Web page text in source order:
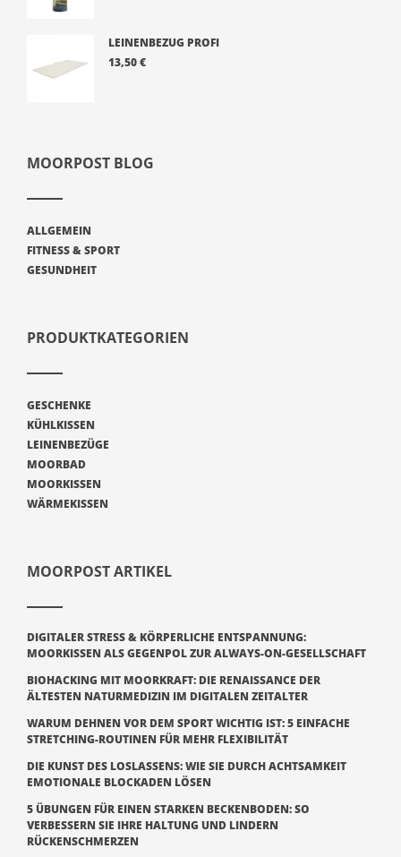
LEINENBEZUG PROFI
13,50€
MOORPOST BLOG
ALLGEMEIN
FITNESS & SPORT
GESUNDHEIT
PRODUKTKATEGORIEN
GESCHENKE
KÜHLKISSEN
LEINENBEZÜGE
MOORBAD
MOORKISSEN
WÄRMEKISSEN
MOORPOST ARTIKEL
DIGITALER STRESS & KÖRPERLICHE ENTSPANNUNG:
MOORKISSEN ALS GEGENPOL ZUR ALWAYS-ON-GESELLSCHAFT
BIOHACKING MIT MOORKRAFT: DIE RENAISSANCE DER
ÄLTESTEN NATURMEDIZIN IM DIGITALEN ZEITALTER
WARUM DEHNEN VOR DEM SPORT WICHTIG IST: 5 EINFACHE
STRETCHING-ROUTINEN FÜR MEHR FLEXIBILITÄT
DIE KUNST DES LOSLASSENS: WIE SIE DURCH ACHTSAMKEIT
EMOTIONALE BLOCKADEN LÖSEN
5 ÜBUNGEN FÜR EINEN STARKEN BECKENBODEN: SO
VERBESSERN SIE IHRE HALTUNG UND LINDERN
RÜCKENSCHMERZEN